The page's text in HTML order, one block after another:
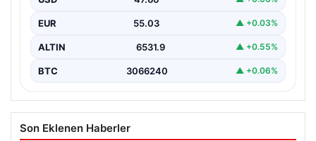
EUR 55.03 ▲ +0.03%
ALTIN 6531.9 ▲ +0.55%
BTC 3066240 ▲ +0.06%
Son Eklenen Haberler